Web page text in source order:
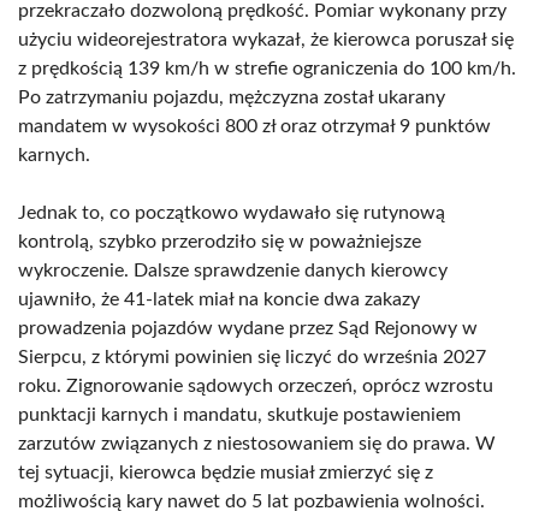
przekraczało dozwoloną prędkość. Pomiar wykonany przy
użyciu wideorejestratora wykazał, że kierowca poruszał się
z prędkością 139 km/h w strefie ograniczenia do 100 km/h.
Po zatrzymaniu pojazdu, mężczyzna został ukarany
mandatem w wysokości 800 zł oraz otrzymał 9 punktów
karnych.
Jednak to, co początkowo wydawało się rutynową
kontrolą, szybko przerodziło się w poważniejsze
wykroczenie. Dalsze sprawdzenie danych kierowcy
ujawniło, że 41-latek miał na koncie dwa zakazy
prowadzenia pojazdów wydane przez Sąd Rejonowy w
Sierpcu, z którymi powinien się liczyć do września 2027
roku. Zignorowanie sądowych orzeczeń, oprócz wzrostu
punktacji karnych i mandatu, skutkuje postawieniem
zarzutów związanych z niestosowaniem się do prawa. W
tej sytuacji, kierowca będzie musiał zmierzyć się z
możliwością kary nawet do 5 lat pozbawienia wolności.